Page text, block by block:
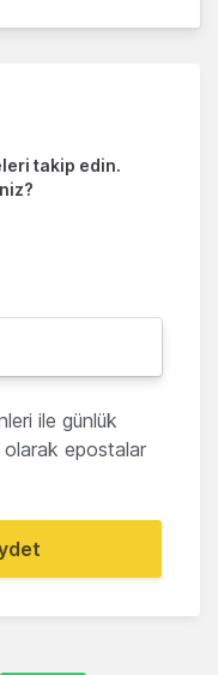
takip edin.
ile günlük
epostalar